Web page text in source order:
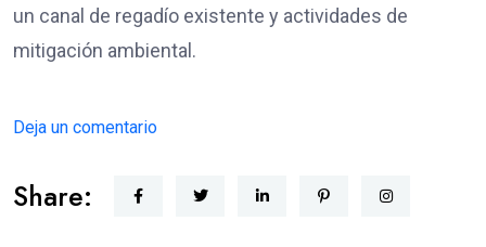
un canal de regadío existente y actividades de
mitigación ambiental.
Deja un comentario
Share: